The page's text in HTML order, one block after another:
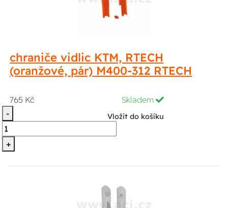
chraniče vidlic KTM, RTECH
(oranžové, pár) M400-312 RTECH
765 Kč
Skladem
-
+
Vložit do košíku